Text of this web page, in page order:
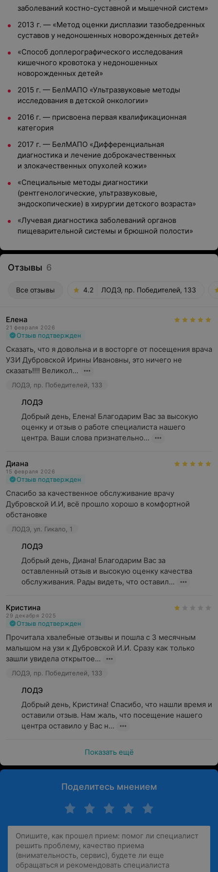
заболеваний костно-суставной и мышечной систем»
2013 г. — «Метод оценки дисплазии тазобедренных
суставов у недоношенных новорожденных детей»
«Способ доплерографического исследования
кишечного кровотока у недоношенных
новорожденных детей»
2015 г. — БелМАПО «Ультразвуковые методы
исследования в детской онкологии»
2016 г. — присвоена первая квалификационная
категория
2017 г. — БелМАПО «Дифференциальная
диагностика и лечение доброкачественных
и злокачественных опухолей кожи»
«Специальные методы диагностики
(рентгенологические, ультразвуковые,
эндоскопические) в хирургии детского возраста»
«Лучевая диагностика заболеваний органов
пищеварительной системы и брюшной полости»
Отзывы 6
Все отзывы 4.2 ЛОДЭ, пр. Победителей, 133
Елена
21 февраля 2026
Отзыв подтвержден
Сказать, что я довольна и в восторге от посещения врача
УЗИ Дубровской Ирины Ивановны, это ничего не
сказать!!!! Великол...
ЛОДЭ, пр. Победителей, 133
ЛОДЭ
Добрый день, Елена! Благодарим Вас за высокую
оценку и отзыв о работе специалиста нашего
центра. Ваши слова признательно...
Диана
15 февраля 2026
Отзыв подтвержден
Спасибо за качественное обслуживание врачу
Дубровской И.И, всё прошло хорошо в комфортной
обстановке
ЛОДЭ, ул. Гикало, 1
ЛОДЭ
Добрый день, Диана! Благодарим Вас за
оставленный отзыв и высокую оценку качества
обслуживания. Рады видеть, что оставил...
Кристина
29 декабря 2025
Отзыв подтвержден
Прочитала хвалебные отзывы и пошла с 3 месячным
малышом на узи к Дубровской И.И. Сразу как только
зашли увидела открытое...
ЛОДЭ, пр. Победителей, 133
ЛОДЭ
Добрый день, Кристина! Спасибо, что нашли время и
оставили отзыв. Нам жаль, что посещение нашего
центра оставило у Вас н...
Показать ещё
Поделитесь мнением